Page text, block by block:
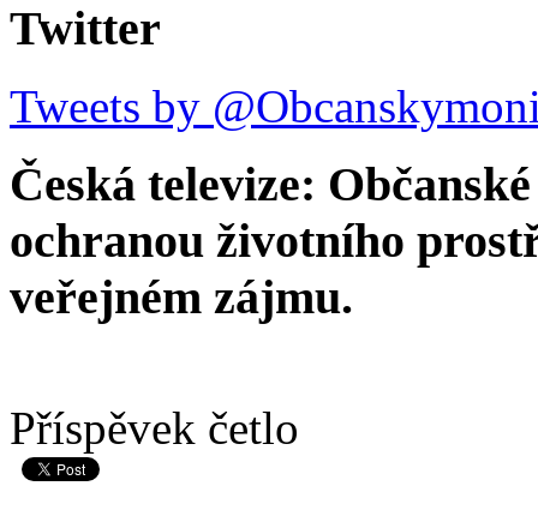
Twitter
Tweets by
Česká televize:
ochranou životního
veřejném zájmu.
Příspěvek četlo